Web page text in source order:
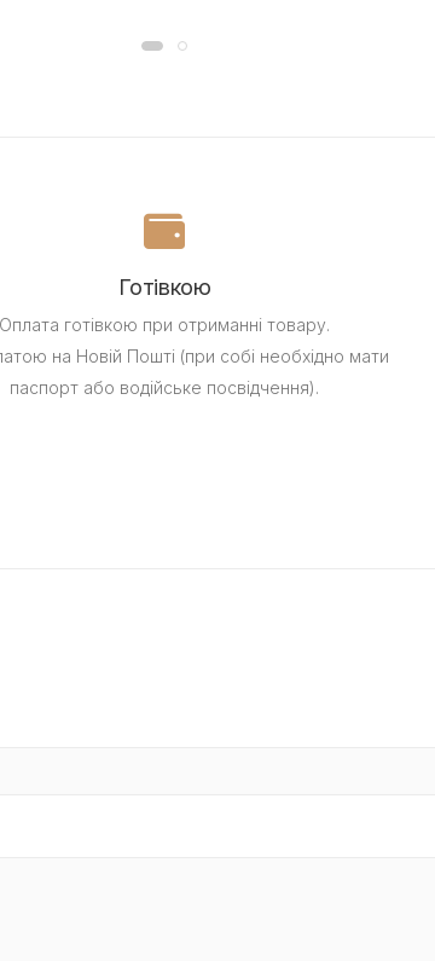
Готівкою
Оплата готівкою при отриманні товару.
на Новій Пошті (при собі необхідно мати
паспорт або водійське посвідчення).